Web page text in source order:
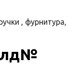
, фурнитура,